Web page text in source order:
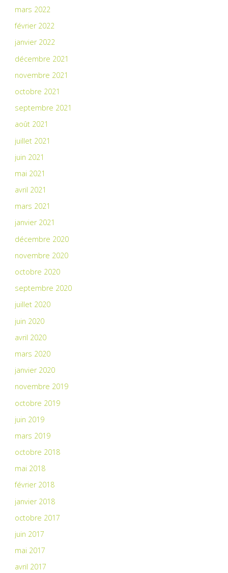
mars 2022
février 2022
janvier 2022
décembre 2021
novembre 2021
octobre 2021
septembre 2021
août 2021
juillet 2021
juin 2021
mai 2021
avril 2021
mars 2021
janvier 2021
décembre 2020
novembre 2020
octobre 2020
septembre 2020
juillet 2020
juin 2020
avril 2020
mars 2020
janvier 2020
novembre 2019
octobre 2019
juin 2019
mars 2019
octobre 2018
mai 2018
février 2018
janvier 2018
octobre 2017
juin 2017
mai 2017
avril 2017